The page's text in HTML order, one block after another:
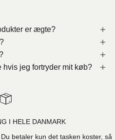
er ægte?
hvis jeg fortryder mit køb?
I HELE DANMARK
betaler kun det tasken koster, så